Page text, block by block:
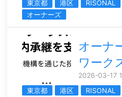
東京都 港区 RISONAL
オーナーズ
オーナ
ワーク
2026-03-17
東京都
港区 RISONAL